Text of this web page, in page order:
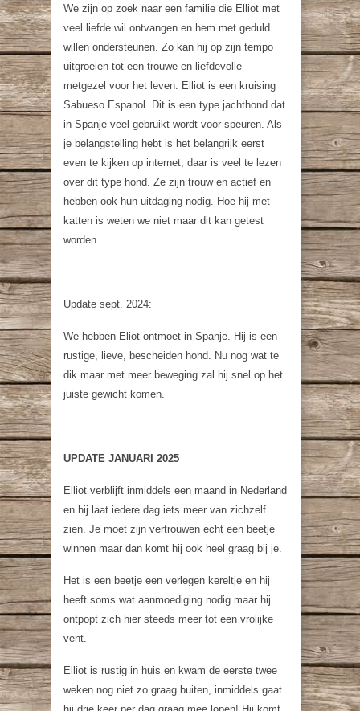
We zijn op zoek naar een familie die Elliot met
veel liefde wil ontvangen en hem met geduld
willen ondersteunen. Zo kan hij op zijn tempo
uitgroeien tot een trouwe en liefdevolle
metgezel voor het leven. Elliot is een kruising
Sabueso Espanol. Dit is een type jachthond dat
in Spanje veel gebruikt wordt voor speuren. Als
je belangstelling hebt is het belangrijk eerst
even te kijken op internet, daar is veel te lezen
over dit type hond. Ze zijn trouw en actief en
hebben ook hun uitdaging nodig. Hoe hij met
katten is weten we niet maar dit kan getest
worden.
Update sept. 2024:
We hebben Eliot ontmoet in Spanje. Hij is een
rustige, lieve, bescheiden hond. Nu nog wat te
dik maar met meer beweging zal hij snel op het
juiste gewicht komen.
UPDATE JANUARI 2025
Elliot verblijft inmiddels een maand in Nederland
en hij laat iedere dag iets meer van zichzelf
zien. Je moet zijn vertrouwen echt een beetje
winnen maar dan komt hij ook heel graag bij je.
Het is een beetje een verlegen kereltje en hij
heeft soms wat aanmoediging nodig maar hij
ontpopt zich hier steeds meer tot een vrolijke
vent.
Elliot is rustig in huis en kwam de eerste twee
weken nog niet zo graag buiten, inmiddels gaat